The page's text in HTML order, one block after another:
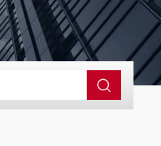
强度试验机 GCDDJ-100Kv